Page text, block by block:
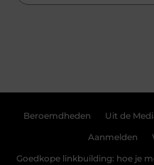
Beroemdheden Uit de
Aanmelden
Goedkope linkbuilding: hoe je